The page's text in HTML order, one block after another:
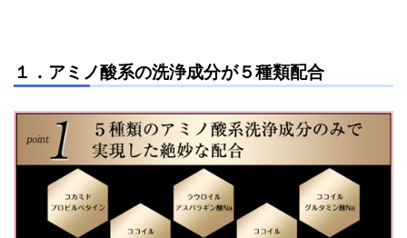
１．アミノ酸系の洗浄成分が５種類配合